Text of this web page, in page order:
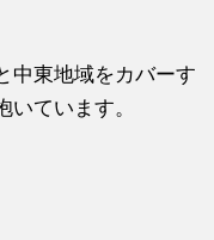
中東地域をカバーす
いています。